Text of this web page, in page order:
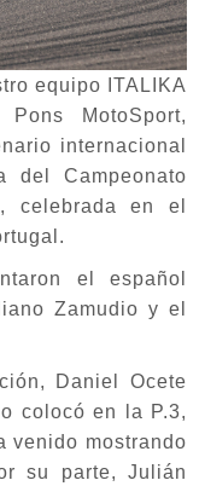
equipo ITALIKA
MotoSport,
internacional
Campeonato
celebrada en el
el español
Zamudio y el
Daniel Ocete
colocó en la P.3,
venido mostrando
su parte, Julián